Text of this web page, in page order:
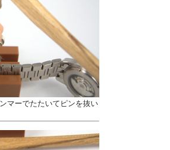
マーでたたいてピンを抜い